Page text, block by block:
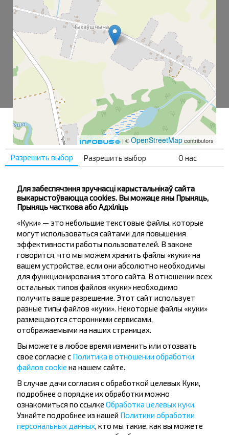
| ©OpenStreetMapcontributors
Чиковщина-2
Жадаеце
падарожнічаць
танней?
Не прапусці спецыяльныя акцыі, зніжкі і іншыя
цікавыя прапановы INFOBUS. Падпішыся на
атрыманне навін і падарожнічай з намі танней!
Падпісацц
Разрешить выбор Разрешить выбор О нас
Для забеспячэння зручнасці карыстальнікаў сайта
выкарыстоўваюцца cookies. Вы можаце яны Прыняць,
Прыняць часткова або Адхіліць
«Куки» — это небольшие текстовые файлы, которые
могут использоваться сайтами для повышения
эффективности работы пользователей. В законе
говорится, что мы можем хранить файлы «куки» на
вашем устройстве, если они абсолютно необходимы
для функционирования этого сайта. В отношении всех
остальных типов файлов «куки» необходимо
получить ваше разрешение. Этот сайт использует
разные типы файлов «куки». Некоторые файлы «куки»
размещаются сторонними сервисами,
отображаемыми на наших страницах.
Вы можете в любое время изменить или отозвать
свое согласие с Политика в отношении обработки
файлов cookie на нашем сайте.
В случае дачи согласия с обработкой целевых Куки,
подробнее о порядке их обработки можно
ознакомиться по ссылке Обработка целевых куки.
Узнайте подробнее из нашей Политики обработки
персональных данных, кто мы такие, как вы можете